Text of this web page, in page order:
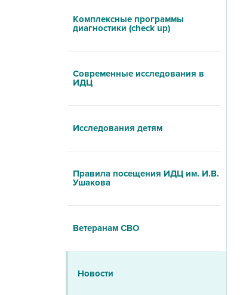
Комплексные программы
диагностики (check up)
Современные исследования в
ИДЦ
Исследования детям
Правила посещения ИДЦ им. И.В.
Ушакова
Ветеранам СВО
Новости